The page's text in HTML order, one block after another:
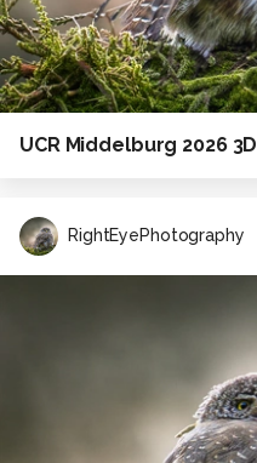
UCR Middelburg 2026 3D
RightEyePhotography